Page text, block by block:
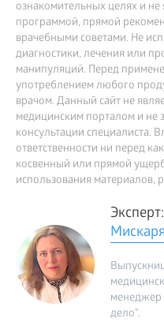
ознакомительных целях и не
программой, прямой
врачебными советами. Не
диагностики, лечения или
манипуляций. Перед
употреблением любого
врачом. Данный сайт не
медицинским порталом и не
консультации специалиста.
ответственности ни перед
косвенный или прямой
использования материалов,
Эксперт:
менеджер
дело".